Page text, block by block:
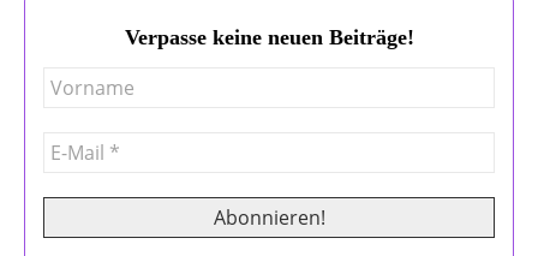
Verpasse keine neuen Beiträge!